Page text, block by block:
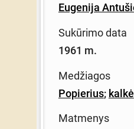
Eugenija
Sukūrimo data
1961 m.
Medžiagos
Popierius; kalkė
Matmenys